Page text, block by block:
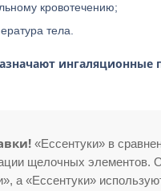
кровотечению;
тела.
ингаляционные
«Ессентуки» в
щелочных элементов.
а «Ессентуки»